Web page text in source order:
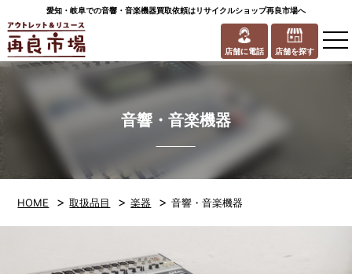
愛知・岐阜での音響・音楽機器買取依頼はリサイクルショップ再良市場へ
店舗に電話 店舗を探す
音響・音楽機器
HOME >取扱品目 >楽器 >音響・音楽機器